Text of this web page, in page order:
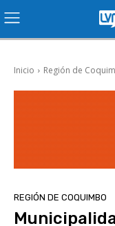
Inicio Región de
REGIÓN DE COQUIMBO